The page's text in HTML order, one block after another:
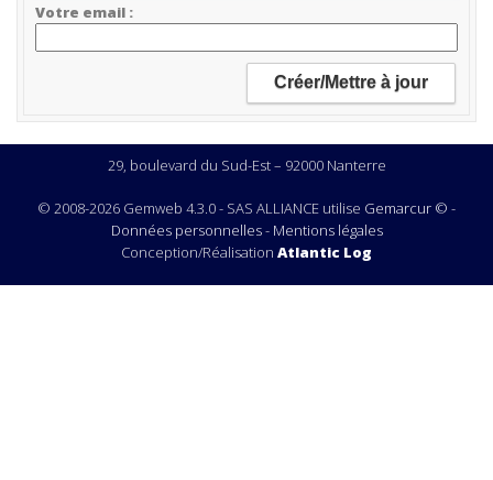
Votre email
29, boulevard du Sud-Est – 92000 Nanterre
© 2008-2026 Gemweb 4.3.0 - SAS ALLIANCE utilise Gemarcur © -
Données personnelles- Mentions légales
Conception/Réalisation Atlantic Log